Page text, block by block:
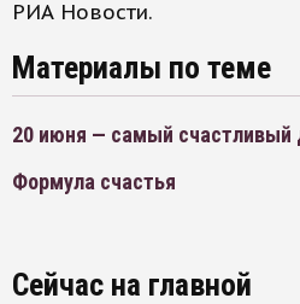
РИА Новости.
Материалы по теме
20 июня — самый счастливый
Формула счастья
Сейчас на главной